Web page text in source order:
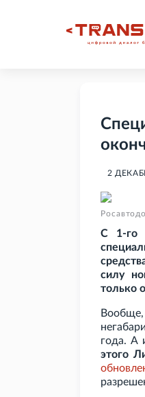
2
С 1-го
силу
только
года. А
этого